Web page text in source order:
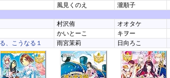
風見くのえ 瀧順子
村沢侑 オオタケ
かいとーこ キヲー
、こうなる１ 雨宮茉莉 日向ろこ